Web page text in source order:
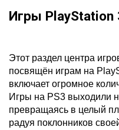
Игры PlayStation
Этот раздел центра
посвящён играм на
включает огромное
Игры на PS3 выходили
превращаясь в целый
радуя поклонников